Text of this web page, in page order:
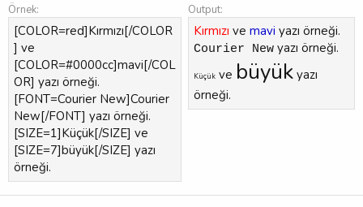
Örnek:
[COLOR=red]Kırmızı[/COLOR
] ve
[COLOR=#0000cc]mavi[/COL
OR] yazı örneği.
[FONT=Courier New]Courier
New[/FONT] yazı örneği.
[SIZE=1]Küçük[/SIZE] ve
[SIZE=7]büyük[/SIZE] yazı
örneği.
Output:
Kırmızı ve mavi yazı örneği.
Courier New yazı örneği.
Küçük ve büyük yazı
örneği.